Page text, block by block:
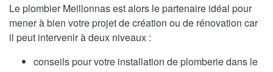
Le plombier Meillonnas est alors le partenaire idéal pour
mener à bien votre projet de création ou de rénovation car
il peut intervenir à deux niveaux :
conseils pour votre installation de plomberie dans le